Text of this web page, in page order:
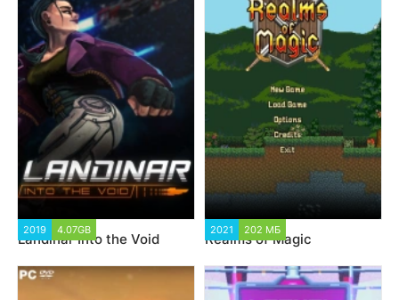
2019 4.07GB
Landinar Into the Void
2021 202 МБ
Realms of Magic